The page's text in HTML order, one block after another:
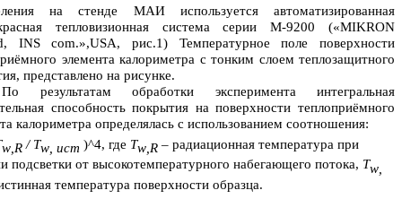
на стенде МАИ используется автоматизированная
тепловизионная система серии М-9200 («MIKRON
INS com.»,USA, рис.1) Температурное поле поверхности
элемента калориметра с тонким слоем теплозащитного
представлено на рисунке.
По результатам обработки эксперимента интегральная
способность покрытия на поверхности теплоприёмного
калориметра определялась с использованием соотношения:
w,R / Тw, ист )^4, где Тw,R – радиационная температура при
подсветки от высокотемпературного набегающего потока, Тw
температура поверхности образца.